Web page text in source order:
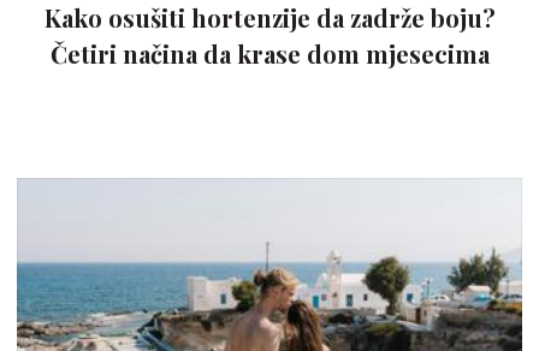
Kako osušiti hortenzije da zadrže boju?
Četiri načina da krase dom mjesecima